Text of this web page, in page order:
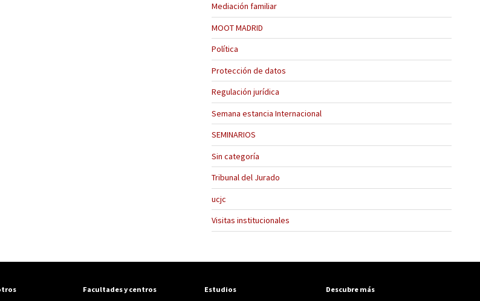
Mediación familiar
MOOT MADRID
Política
Protección de datos
Regulación jurídica
Semana estancia Internacional
SEMINARIOS
Sin categoría
Tribunal del Jurado
ucjc
Visitas institucionales
Facultades y centros
Estudios
Descubre más